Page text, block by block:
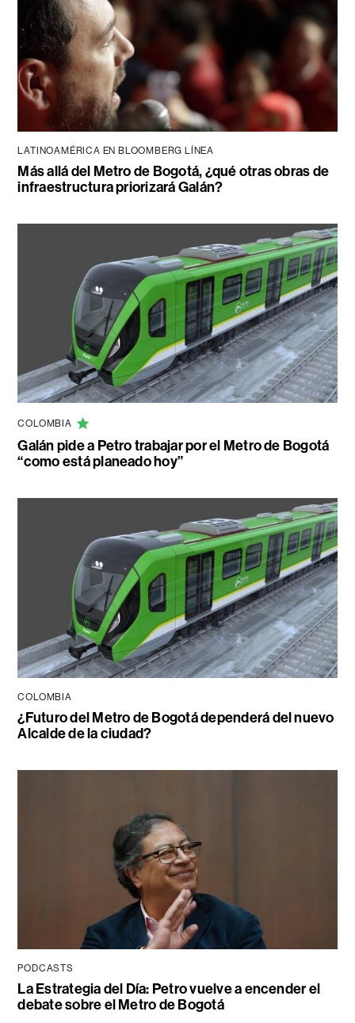
LATINOAMÉRICA EN BLOOMBERG LÍNEA
Más allá del Metro de Bogotá, ¿qué otras obras de
infraestructura priorizará Galán?
COLOMBIA
Galán pide a Petro trabajar por el Metro de Bogotá
“como está planeado hoy”
COLOMBIA
¿Futuro del Metro de Bogotá dependerá del nuevo
Alcalde de la ciudad?
PODCASTS
La Estrategia del Día: Petro vuelve a encender el
debate sobre el Metro de Bogotá